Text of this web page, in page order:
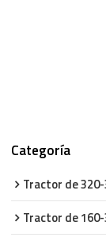
Categoría
Tractor de 320-
Tractor de 160-